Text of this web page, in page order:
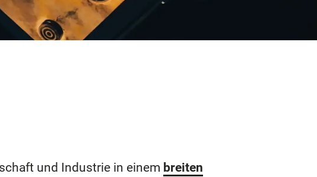
und Industrie in einem breiten